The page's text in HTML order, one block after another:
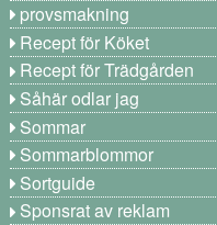
provsmakning
Recept för Köket
Recept för Trädgården
Såhär odlar jag
Sommar
Sommarblommor
Sortguide
Sponsrat av reklam